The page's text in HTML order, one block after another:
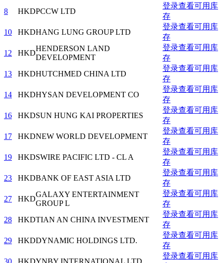
8
HKDPCCW LTD
登录查看可用库
存
10
HKDHANG LUNG GROUP LTD
登录查看可用库
存
12
HKD
HENDERSON LAND
DEVELOPMENT
登录查看可用库
存
13
HKDHUTCHMED CHINA LTD
登录查看可用库
存
14
HKDHYSAN DEVELOPMENT CO
登录查看可用库
存
16
HKDSUN HUNG KAI PROPERTIES
登录查看可用库
存
17
HKDNEW WORLD DEVELOPMENT
登录查看可用库
存
19
HKDSWIRE PACIFIC LTD - CL A
登录查看可用库
存
23
HKDBANK OF EAST ASIA LTD
登录查看可用库
存
27
HKD
GALAXY ENTERTAINMENT
GROUP L
登录查看可用库
存
28
HKDTIAN AN CHINA INVESTMENT
登录查看可用库
存
29
HKDDYNAMIC HOLDINGS LTD.
登录查看可用库
存
30
HKDYNBY INTERNATIONAL LTD
登录查看可用库